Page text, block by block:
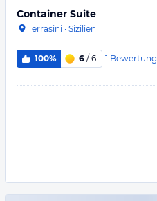
Container Suite
Terrasini · Sizilien
100% 6 / 6 1 Bewertung